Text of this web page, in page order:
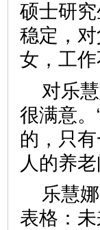
硕士研
稳定，
女，工
对乐
很满意
的，只
人的养
乐慧
表格：